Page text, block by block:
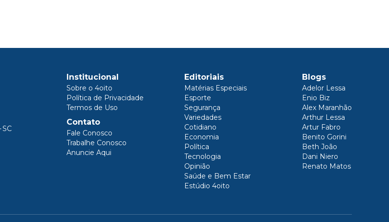
SC
Institucional
Sobre o 4oito
Política de Privacidade
Termos de Uso
Contato
Fale Conosco
Trabalhe Conosco
Anuncie Aqui
Editoriais
Matérias Especiais
Esporte
Segurança
Variedades
Cotidiano
Economia
Política
Tecnologia
Opinião
Saúde e Bem Estar
Estúdio 4oito
Blogs
Adelor Lessa
Enio Biz
Alex Maranhão
Arthur Lessa
Artur Fabro
Benito Gorini
Beth João
Dani Niero
Renato Matos